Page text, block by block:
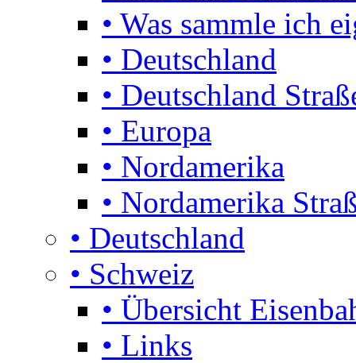
• Was sammle ich
• Deutschland
• Deutschland
• Europa
• Nordamerika
• Nordamerika
• Deutschland
• Schweiz
• Übersicht
• Links